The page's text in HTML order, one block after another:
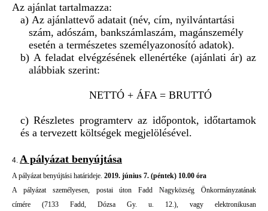
Az ajánlat tartalmazza:
a) Az ajánlattevő adatait (név, cím, nyilvántartási
szám, adószám, bankszámlaszám, magánszemély
esetén a természetes személyazonosító adatok).
b) A feladat elvégzésének ellenértéke (ajánlati ár) az
alábbiak szerint:
NETTÓ + ÁFA = BRUTTÓ
c) Részletes programterv az időpontok, időtartamok
és a tervezett költségek megjelölésével.
4. A pályázat benyújtása
A pályázat benyújtási határideje. 2019. június 7. (péntek) 10.00 óra
A pályázat
személyesen, postai úton
Fadd Nagyközség Önkormányzatának
címére
(7133 Fadd, Dózsa Gy. u. 12.), vagy elektronikusan